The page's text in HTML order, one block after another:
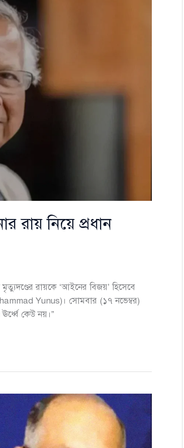
রায় নিয়ে প্রধান
রায়কে ‘আইনের বিজয়’ হিসেবে
Yunus)। সোমবার (১৭ নভেম্বর)
কেউ নয়।”